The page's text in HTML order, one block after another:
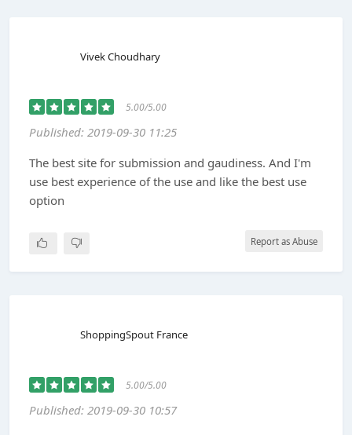
Vivek Choudhary
5.00/5.00
Published: 2019-09-30 11:25
The best site for submission and gaudiness. And I'm
use best experience of the use and like the best use
option
Report as Abuse
ShoppingSpout France
5.00/5.00
Published: 2019-09-30 10:57